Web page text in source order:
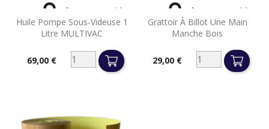
Huile Pompe Sous-Videuse 1
Litre MULTIVAC
Prix69,00 €
 Aperçu rapide
Grattoir À Billot Une Main
Manche Bois
Prix29,00 €
 Aperçu rapide